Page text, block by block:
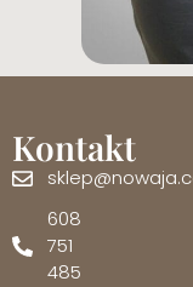
Kontakt
608
751
485